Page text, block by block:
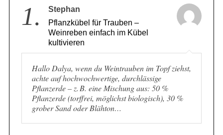
1.
Stephan
Pflanzkübel für Trauben –
Weinreben einfach im Kübel
kultivieren
Hallo Dalya, wenn du Weintrauben im Topf ziehst,
achte auf hochwochwertige, durchlässige
Pflanzerde – z. B. eine Mischung aus: 50 %
Pflanzerde (torffrei, möglichst biologisch), 30 %
grober Sand oder Blähton…